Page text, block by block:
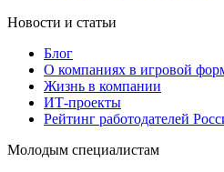
Новости и статьи
Блог
О компаниях в игровой
Жизнь в компании
ИТ-проекты
Рейтинг работодателей
Молодым специалистам